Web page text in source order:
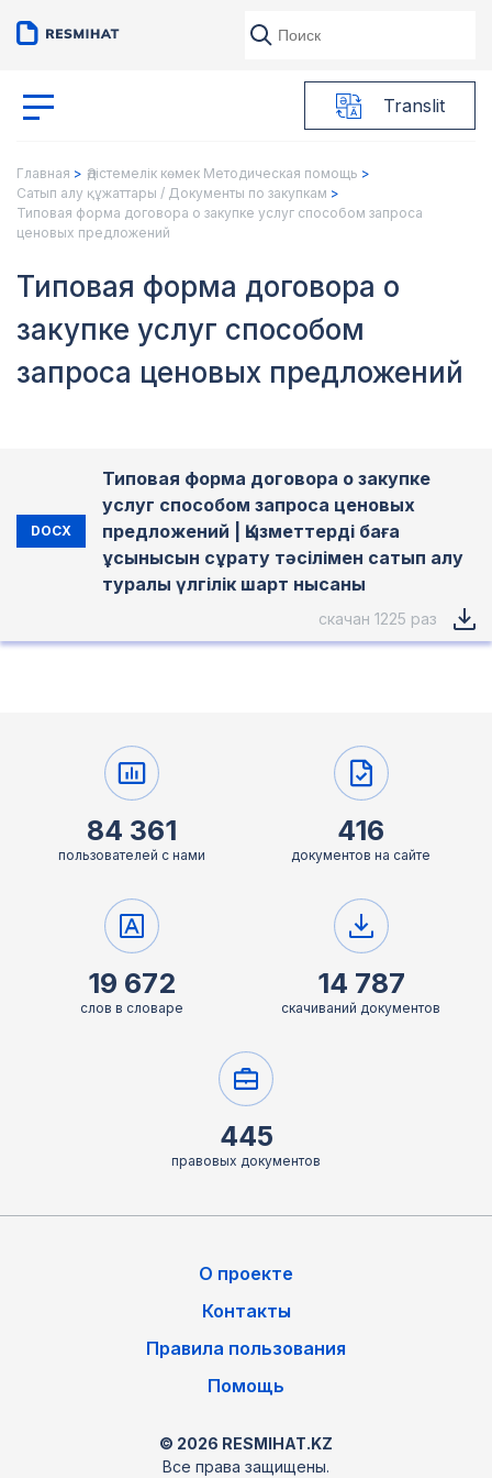
Translit
Главная
Әдістемелік көмек Методическая помощь
Сатып алу құжаттары / Документы по закупкам
Типовая форма договора о закупке услуг способом запроса
ценовых предложений
Типовая форма договора о
закупке услуг способом
запроса ценовых предложений
DOCX
Типовая форма договора о закупке
услуг способом запроса ценовых
предложений | Қызметтерді баға
ұсынысын сұрату тәсілімен сатып алу
туралы үлгілік шарт нысаны
скачан 1225 раз
84 361
пользователей с нами
416
документов на сайте
19 672
слов в словаре
14 787
скачиваний документов
445
правовых документов
О проекте
Контакты
Правила пользования
Помощь
© 2026 RESMIHAT.KZ
Все права защищены.